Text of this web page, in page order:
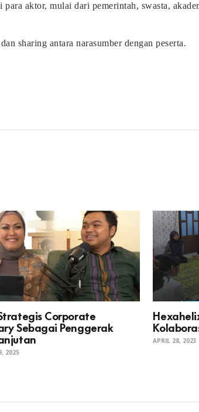
aktor, mulai dari pemerintah, swasta,
sharing antara narasumber dengan peserta.
Corporate
Sebagai Penggerak
2025
APRIL 28, 2023